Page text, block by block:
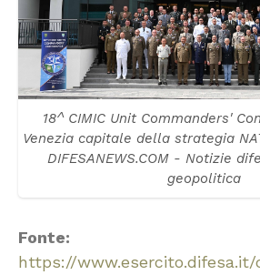
18^ CIMIC Unit Commanders'
Venezia capitale della strategia
DIFESANEWS.COM - Notizie
geopolitica
Fonte:
https://www.esercito.difesa.it/